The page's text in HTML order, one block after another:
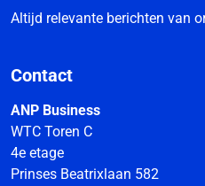
Altijd relevante berichten van
Contact
ANP Business
WTC Toren C
4e etage
Prinses Beatrixlaan 582